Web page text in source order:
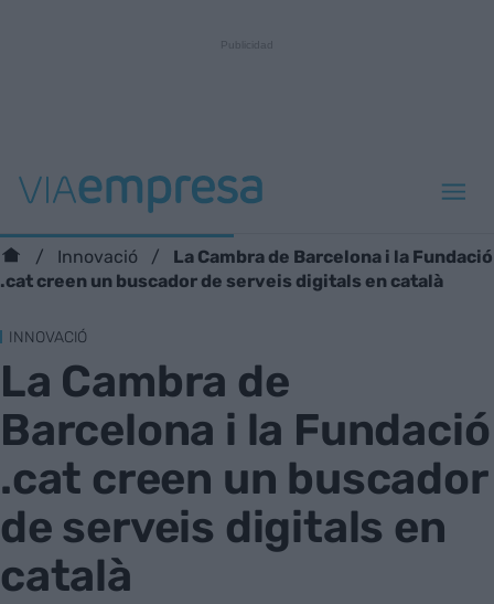
Innovació
La Cambra de Barcelona i la Fundació
.cat creen un buscador de serveis digitals en català
INNOVACIÓ
La Cambra de
Barcelona i la Fundació
.cat creen un buscador
de serveis digitals en
català